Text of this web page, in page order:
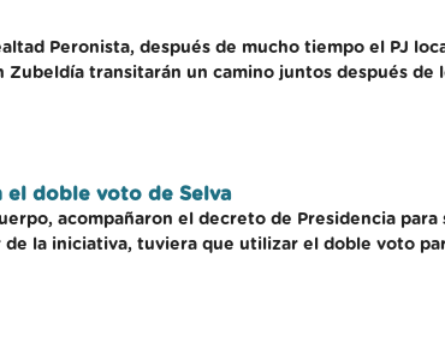
Peronista, después de mucho tiempo el PJ
Zubeldía transitarán un camino juntos después
el doble voto de Selva
acompañaron el decreto de Presidencia
la iniciativa, tuviera que utilizar el doble voto